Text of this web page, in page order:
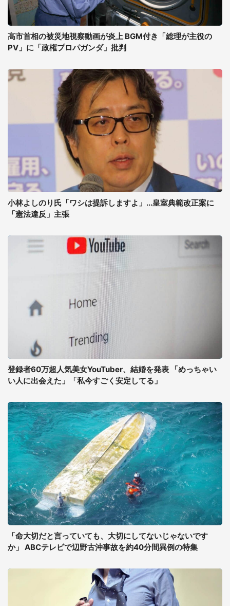
高市首相の被災地視察動画が炎上 BGM付き「総理が主役の
PV」に「政権プロパガンダ」批判
小林よしのり氏「ワシは提訴しますよ」...皇室典範改正案に
「憲法違反」主張
登録者60万超人気美女YouTuber、結婚を発表 「めっちゃい
い人に出会えた」「私今すごく安定してる」
「命大切だと言っていても、大切にしてないじゃないです
か」 ABCテレビで辺野古沖事故を約40分間異例の特集